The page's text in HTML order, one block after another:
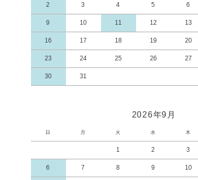
2 3 4 5 6
9 10 11 12 13
16 17 18 19 20
23 24 25 26 27
30 31
2026年9月
日 月 火 水 木
1 2 3
6 7 8 9 10